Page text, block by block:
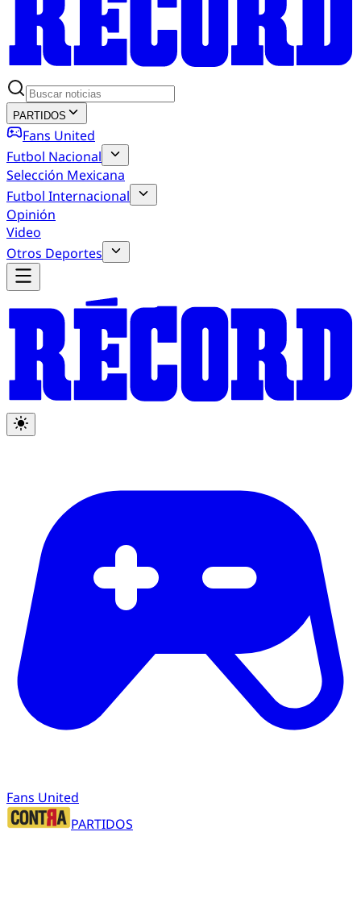
PARTIDOS
Fans United
Futbol Nacional
Selección Mexicana
Futbol Internacional
Opinión
Video
Otros Deportes
Fans United
PARTIDOS